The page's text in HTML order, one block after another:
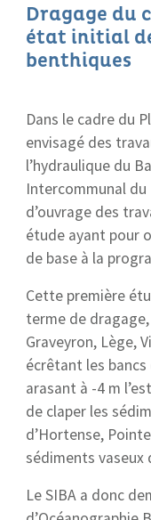
Dragage du
état initial
benthiques
Dans le cadre du
envisagé des
l’hydraulique du
Intercommunal du
d’ouvrage des
étude ayant pour
de base à la
Cette première
terme de
Graveyron, Lège,
écrêtant les bancs
arasant à -4 m
de claper les
d’Hortense,
sédiments vaseux
Le SIBA a donc